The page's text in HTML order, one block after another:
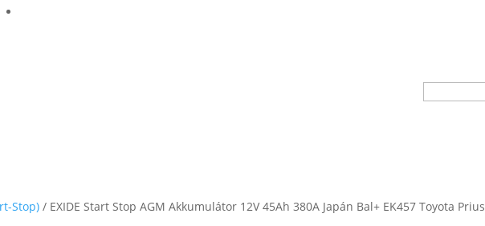
Stop) / EXIDE Start Stop AGM Akkumulátor 12V 45Ah 380A Japán Bal+ EK457 Toyota Prius